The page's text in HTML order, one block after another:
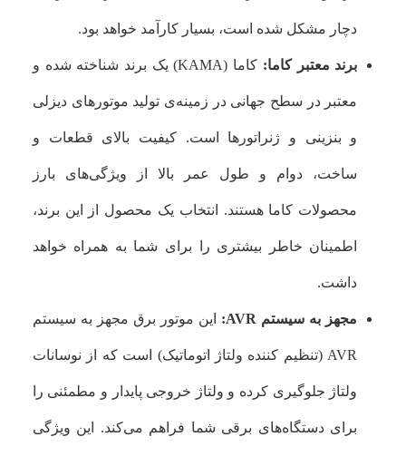
دچار مشکل شده است، بسیار کارآمد خواهد بود.
برند معتبر کاما: کاما (KAMA) یک برند شناخته شده و
معتبر در سطح جهانی در زمینه‌ی تولید موتورهای دیزلی
و بنزینی و ژنراتورها است. کیفیت بالای قطعات و
ساخت، دوام و طول عمر بالا از ویژگی‌های بارز
محصولات کاما هستند. انتخاب یک محصول از این برند،
اطمینان خاطر بیشتری را برای شما به همراه خواهد
داشت.
مجهز به سیستم AVR: این موتور برق مجهز به سیستم
AVR (تنظیم کننده ولتاژ اتوماتیک) است که از نوسانات
ولتاژ جلوگیری کرده و ولتاژ خروجی پایدار و مطمئنی را
برای دستگاه‌های برقی شما فراهم می‌کند. این ویژگی